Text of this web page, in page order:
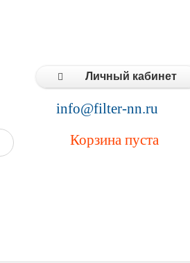
Личный кабинет
info@filter-nn.ru
Корзина пуста